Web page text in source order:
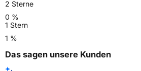
2 Sterne
0 %
1 Stern
1 %
Das sagen unsere Kunden